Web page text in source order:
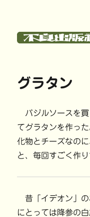
グラタン
バジルソースを買
てグラタンを作っ
化物とチーズなの
と、毎回すごく作
昔「イデオン」の
にとっては降参の